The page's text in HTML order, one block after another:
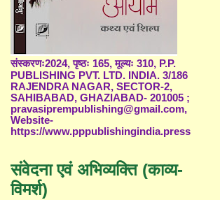
संस्करणः2024, पृष्ठः 165, मूल्यः 310, P.P.
PUBLISHING PVT. LTD. INDIA. 3/186
RAJENDRA NAGAR, SECTOR-2,
SAHIBABAD, GHAZIABAD- 201005 ;
pravasiprempublishing@gmail.com,
Website-
https://www.pppublishingindia.press
संवेदना एवं अभिव्यक्ति (काव्य-
विमर्श)